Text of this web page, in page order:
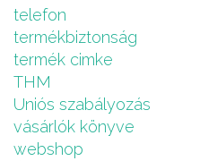
telefon
termékbiztonság
termék cimke
THM
Uniós szabályozás
vásárlók könyve
webshop